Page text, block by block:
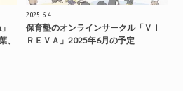
、
2025.6.4
保育塾のオンラインサークル「ＶＩ
ＲＥＶＡ」2025年6月の予定